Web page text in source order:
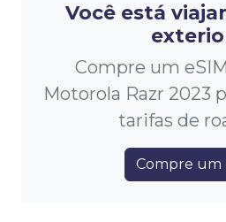
Você está
Compre um
Motorola Razr 2023
tarifas de
Compre um